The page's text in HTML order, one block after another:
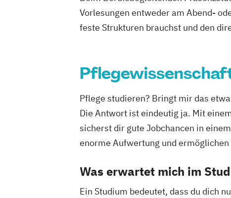
Vorlesungen entweder am Abend-
feste Strukturen brauchst und den
Pflege studieren? Bringt mir das
Die Antwort ist eindeutig ja. Mit
sicherst dir gute Jobchancen in
enorme Aufwertung und
Was erwartet mich im
Ein Studium bedeutet, dass du dich